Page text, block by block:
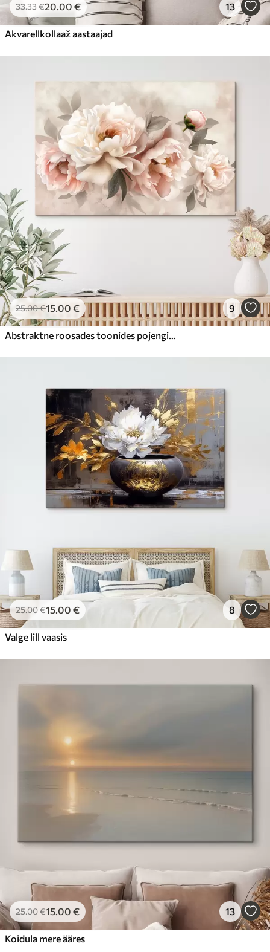
33.33€20.00 € 13
Akvarellkollaaž aastaajad
25.00€15.00 € 9
Abstraktne roosades toonides pojengide kimp
25.00€15.00 € 8
Valge lill vaasis
25.00€15.00 € 13
Koidula mere ääres